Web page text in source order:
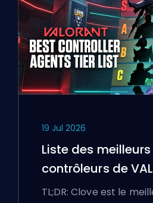
19 Jul 2026
Liste des
contrôleurs de
TL;DR: Clove est le